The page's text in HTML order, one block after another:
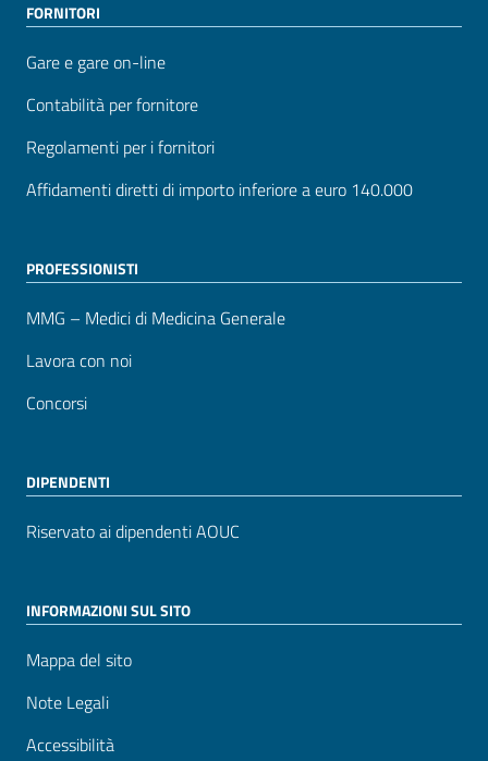
FORNITORI
Gare e gare on-line
Contabilità per fornitore
Regolamenti per i fornitori
Affidamenti diretti di importo inferiore a euro 140.000
PROFESSIONISTI
MMG – Medici di Medicina Generale
Lavora con noi
Concorsi
DIPENDENTI
Riservato ai dipendenti AOUC
INFORMAZIONI SUL SITO
Mappa del sito
Note Legali
Accessibilità